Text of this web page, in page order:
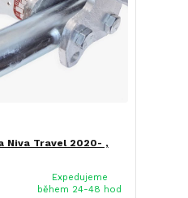
Niva Travel 2020- ,
Expedujeme
během 24-48 hod